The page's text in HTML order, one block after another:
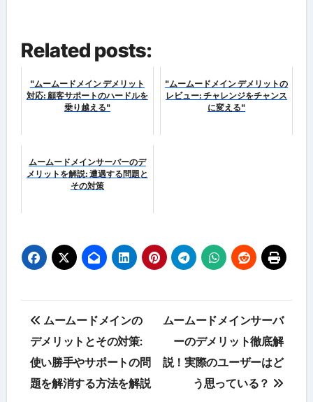
Related posts:
"ムームードメイン デメリット
対応: 顧客サポートのハードルを
乗り越える"
"ムームードメイン デメリットの
レビュー: チャレンジをチャンス
に変える"
ムームードメインサーバーのデ
メリットを解説: 遭遇する問題と
その対策
投
稿
ナ
ムームードメインの
デメリットとその対策:
使い勝手やサポートの問
題を解消する方法を解説
ムームードメインサーバ
ーのデメリット徹底解
説！実際のユーザーはど
う思っている？